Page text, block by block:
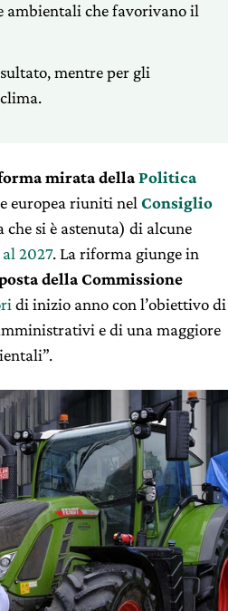
ambientali che favorivano il
mentre per gli
mirata dellaPolitica
europea riuniti nel Consiglio
si è astenuta) di alcune
2027. La riforma giunge in
della Commissione
di inizio anno con l’obiettivo di
e di una maggiore